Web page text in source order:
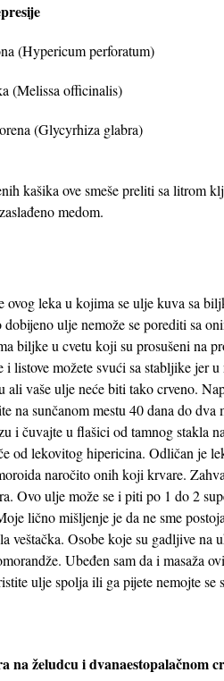
(Hypericum perforatum)
(Melissa officinalis)
(Glycyrhiza glabra)
kašika ove smeše preliti sa litrom
medom.
ovog leka u kojima se ulje kuva sa
ulje nemože se porediti sa
biljke u cvetu koji su prosušeni na
i listove možete svući sa stabljike jer
vaše ulje neće biti tako crveno.
na sunčanom mestu 40 dana do dva
i čuvajte u flašici od tamnog stakla
od lekovitog hipericina. Odličan je
naročito onih koji krvare.
Ovo ulje može se i piti po 1 do 2
lično mišljenje je da ne sme
veštačka. Osobe koje su gadljive na
Ubeđen sam da i masaža
ulje spolja ili ga pijete nemojte se
na želudcu i dvanaestopalačnom